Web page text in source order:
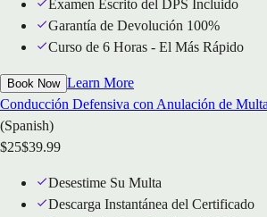
Examen Escrito del DPS Incluido
Garantía de Devolución 100%
Curso de 6 Horas - El Más Rápido
Book Now Learn More
Conducción Defensiva con Anulación de
(Spanish)
$25$39.99
Desestime Su Multa
Descarga Instantánea del Certificado